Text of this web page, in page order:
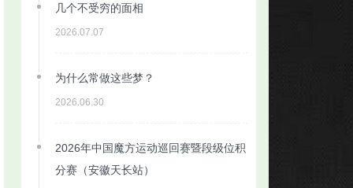
几个不受穷的面相
2026.07.07
为什么常做这些梦？
2026.06.30
2026年中国魔方运动巡回赛暨段级位积
分赛（安徽天长站）